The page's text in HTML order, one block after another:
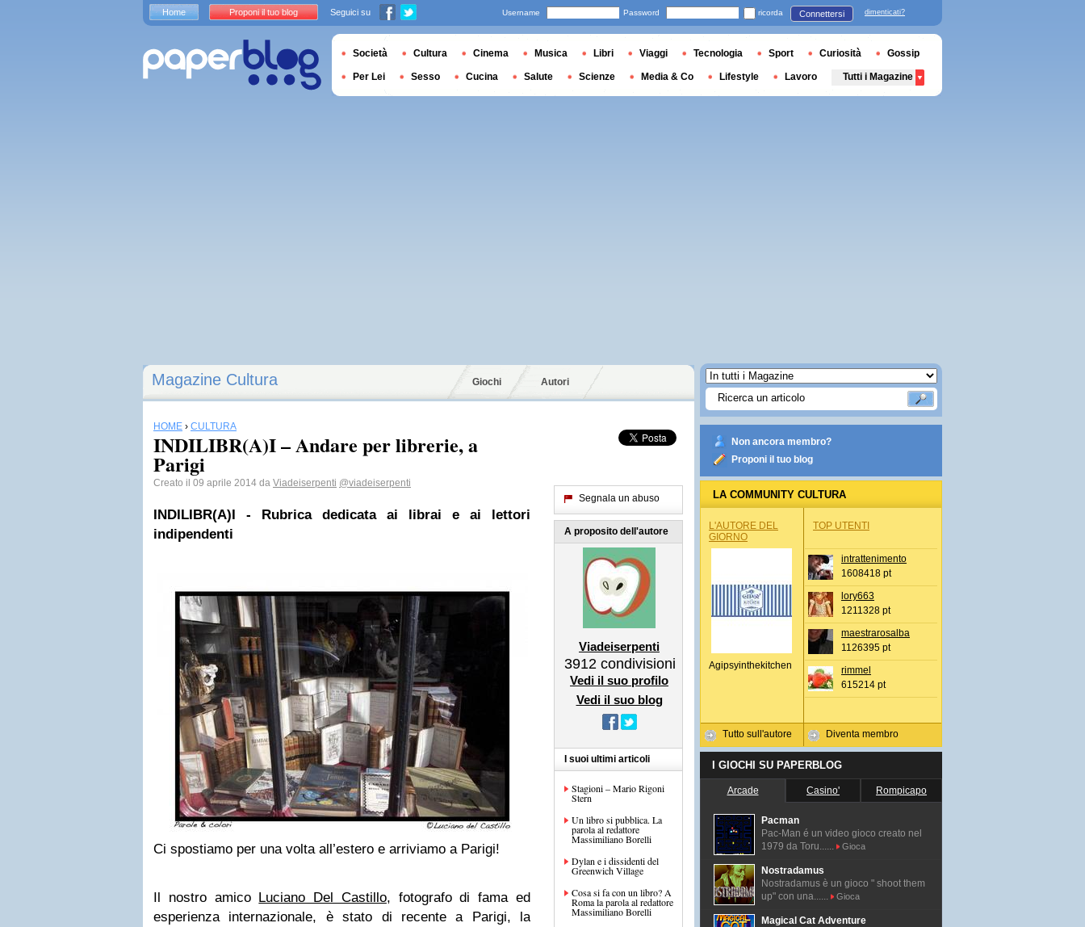
Magazine Cultura Giochi Autori
HOME › CULTURA
INDILIBR(A)I – Andare per librerie, a
Parigi
Creato il 09 aprile 2014 da Viadeiserpenti @viadeiserpenti
INDILIBR(A)I - Rubrica dedicata ai librai e ai lettori
indipendenti
Ci spostiamo per una volta all’estero e arriviamo a Parigi!
Il nostro amico Luciano Del Castillo, fotografo di fama ed
esperienza internazionale, è stato di recente a Parigi, la
Segnala un abuso
A proposito dell'autore
Viadeiserpenti
3912 condivisioni
Vedi il suo profilo
Vedi il suo blog
I suoi ultimi articoli
Stagioni – Mario Rigoni
Stern
Un libro si pubblica. La
parola al redattore
Massimiliano Borelli
Dylan e i dissidenti del
Greenwich Village
Cosa si fa con un libro? A
Roma la parola al redattore
Massimiliano Borelli
Non ancora membro?
Proponi il tuo blog
LA COMMUNITY CULTURA
L'AUTORE DEL
GIORNO
Agipsyinthekitchen
Tutto sull'autore
TOP UTENTI
intrattenimento
1608418 pt
lory663
1211328 pt
maestrarosalba
1126395 pt
rimmel
615214 pt
Diventa membro
I GIOCHI SU PAPERBLOG
Arcade Casino' Rompicapo
Pacman
Pac-Man é un video gioco creato nel
1979 da Toru......
Gioca
Nostradamus
Nostradamus è un gioco " shoot them
up" con una......
Gioca
Magical Cat Adventure
Home Proponi il tuo blog Seguici su Username Password ricorda Connettersi dimenticati?
Società Cultura Cinema Musica Libri Viaggi Tecnologia Sport Curiosità Gossip
Per Lei Sesso Cucina Salute Scienze Media & Co Lifestyle Lavoro Tutti i Magazine